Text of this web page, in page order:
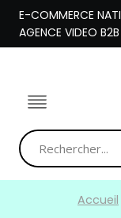
Aller
contenu
E-COMMERCE
AGENCE VIDEO B2B
Accueil